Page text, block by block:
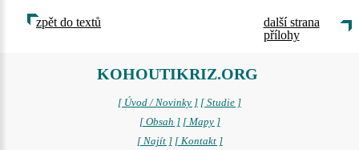
zpět do textů
další strana
přílohy
KOHOUTIKRIZ.ORG
[ Úvod / Novinky ] [ Studie ]
[ Obsah ] [ Mapy ]
[ Najít ] [ Kontakt ]